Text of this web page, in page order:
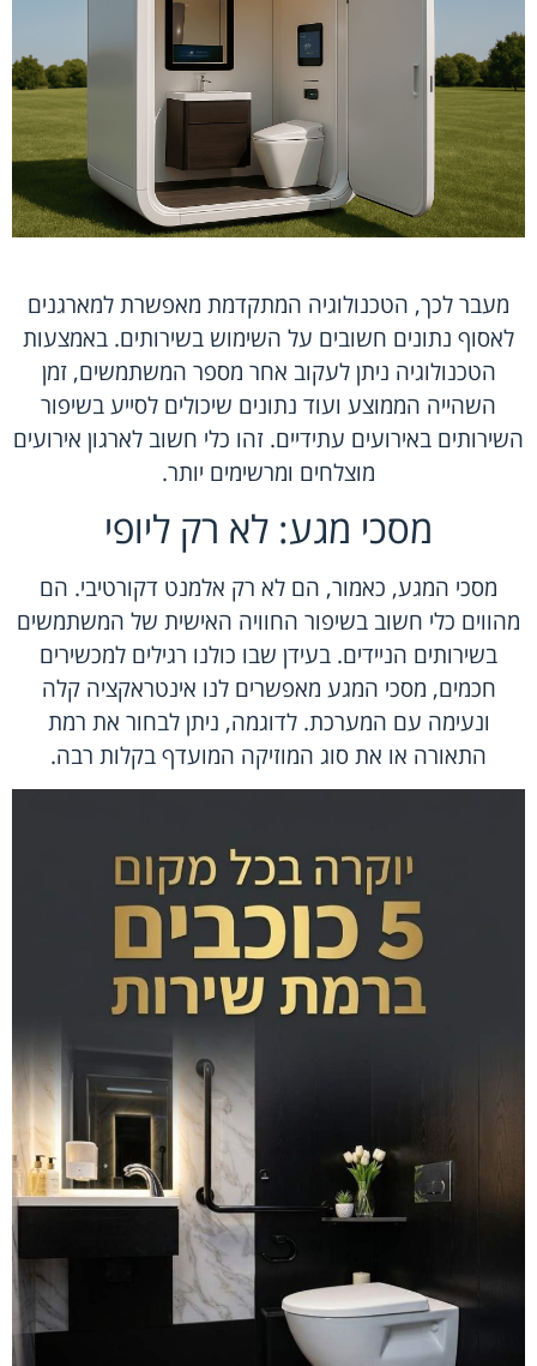
מעבר לכך, הטכנולוגיה המתקדמת מאפשרת למארגנים
לאסוף נתונים חשובים על השימוש בשירותים. באמצעות
הטכנולוגיה ניתן לעקוב אחר מספר המשתמשים, זמן
השהייה הממוצע ועוד נתונים שיכולים לסייע בשיפור
השירותים באירועים עתידיים. זהו כלי חשוב לארגון אירועים
מוצלחים ומרשימים יותר.
מסכי מגע: לא רק ליופי
מסכי המגע, כאמור, הם לא רק אלמנט דקורטיבי. הם
מהווים כלי חשוב בשיפור החוויה האישית של המשתמשים
בשירותים הניידים. בעידן שבו כולנו רגילים למכשירים
חכמים, מסכי המגע מאפשרים לנו אינטראקציה קלה
ונעימה עם המערכת. לדוגמה, ניתן לבחור את רמת
התאורה או את סוג המוזיקה המועדף בקלות רבה.